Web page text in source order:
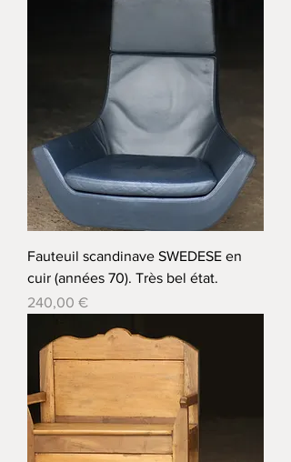
Fauteuil scandinave SWEDESE en
cuir (années 70). Très bel état.
Prix
240,00 €